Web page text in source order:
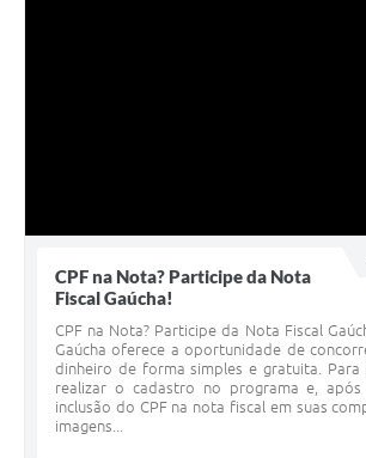
CPF na Nota? Participe da Nota
Fiscal Gaúcha!
CPF na Nota? Participe da Nota Fiscal
Gaúcha oferece a oportunidade de
dinheiro de forma simples e gratuita. Para
realizar o cadastro no programa e,
inclusão do CPF na nota fiscal em suas
imagens...